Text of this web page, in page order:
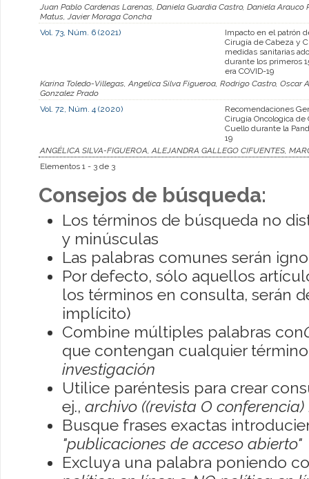
Juan Pablo Cardenas Larenas, Daniela Guardia Castro, Daniela
Matus, Javier Moraga Concha
Vol. 73, Núm. 6 (2021)
Impacto en el patrón
Cirugía de Cabeza y
medidas sanitarias
durante los primeros
era COVID-19
Karina Toledo-Villegas, Angelica Silva Figueroa, Rodrigo Castro, Oscar
Gonzalez Prado
Vol. 72, Núm. 4 (2020)
Recomendaciones
Cirugía Oncologica de
Cuello durante la
19
ANGÉLICA SILVA-FIGUEROA, ALEJANDRA GALLEGO CIFUENTES,
Elementos 1 - 3 de 3
Consejos de búsqueda:
Los términos de búsqueda no
y minúsculas
Las palabras comunes serán
Por defecto, sólo aquellos
los términos en consulta, serán
implícito)
Combine múltiples palabras con
que contengan cualquier
investigación
Utilice paréntesis para crear
ej., archivo ((revista O conferencia)
Busque frases exactas
"publicaciones de acceso abierto"
Excluya una palabra poniendo